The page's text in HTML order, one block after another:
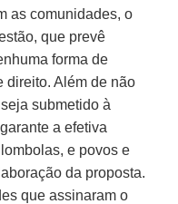
as comunidades, o
que prevê
forma de
direito. Além de não
seja submetido à
a efetiva
e povos e
da proposta.
que assinaram o